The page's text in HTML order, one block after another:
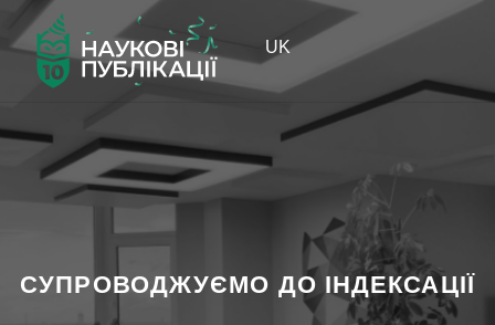
UK
СУПРОВОДЖУЄМО ДО ІНДЕКСАЦІЇ